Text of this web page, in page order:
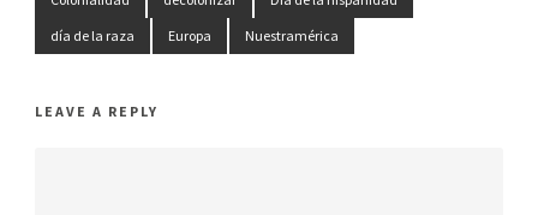
día de la raza
Europa Nuestramérica
LEAVE A REPLY